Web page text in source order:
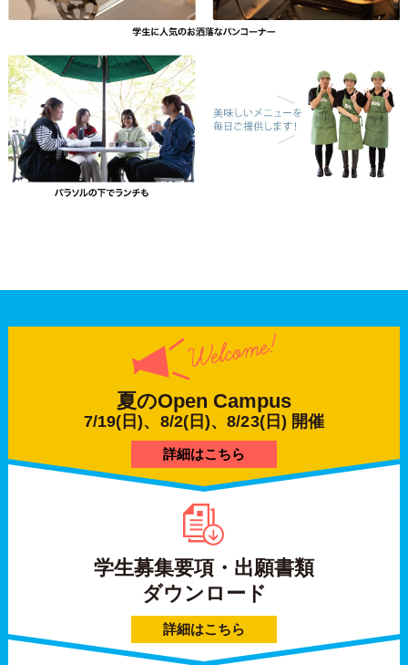
夏のOpen Campus
7/19(日)、8/2(日)、8/23(日) 開催
詳細はこちら
学生募集要項・出願書類
ダウンロード
詳細はこちら